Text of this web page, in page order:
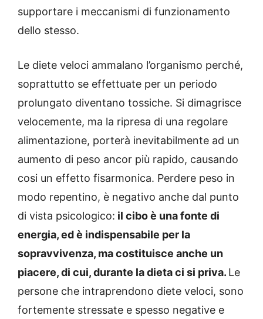
supportare i meccanismi di funzionamento
dello stesso.
Le diete veloci ammalano l’organismo perché,
soprattutto se effettuate per un periodo
prolungato diventano tossiche. Si dimagrisce
velocemente, ma la ripresa di una regolare
alimentazione, porterà inevitabilmente ad un
aumento di peso ancor più rapido, causando
cosi un effetto fisarmonica. Perdere peso in
modo repentino, è negativo anche dal punto
di vista psicologico: il cibo è una fonte di
energia, ed è indispensabile per la
sopravvivenza, ma costituisce anche un
piacere, di cui, durante la dieta ci si priva. Le
persone che intraprendono diete veloci, sono
fortemente stressate e spesso negative e